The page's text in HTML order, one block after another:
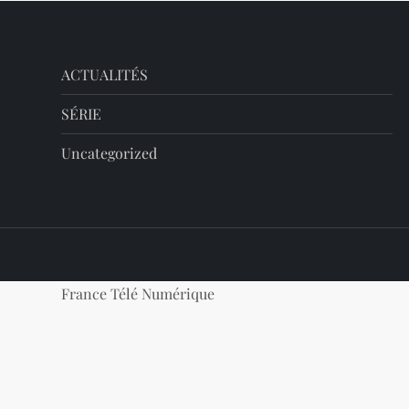
ACTUALITÉS
SÉRIE
Uncategorized
France Télé Numérique